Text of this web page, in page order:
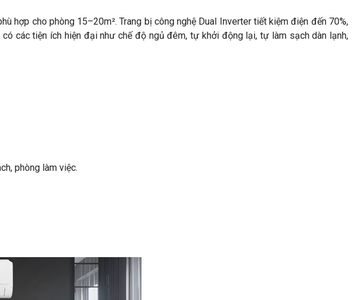
hợp cho phòng 15–20m². Trang bị công nghệ Dual Inverter tiết kiệm điện đến 70%,
các tiện ích hiện đại như chế độ ngủ đêm, tự khởi động lại, tự làm sạch dàn lạnh,
phòng làm việc.